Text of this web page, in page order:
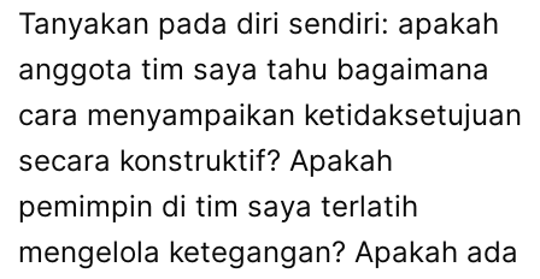
Tanyakan pada diri sendiri: apakah
anggota tim saya tahu bagaimana
cara menyampaikan ketidaksetujuan
secara konstruktif? Apakah
pemimpin di tim saya terlatih
mengelola ketegangan? Apakah ada